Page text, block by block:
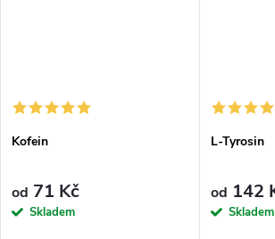
Kofein
od 71 Kč
Skladem
L-Tyrosin
od 142
Skladem